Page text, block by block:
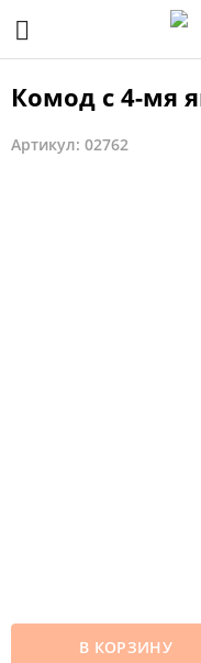
Комод с 4-мя
Артикул: 02762
В КОРЗИНУ